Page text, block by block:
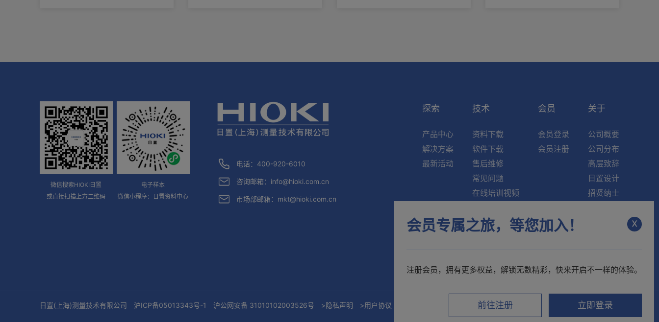
会员专属之旅，等您加入！ x
注册会员，拥有更多权益，解锁无数精彩，快来开启不一样的体验。
前往注册 立即登录
微信搜索HIOKI日置
或直接扫描上方二维码
电子样本
微信小程序：日置资料中心
电话：400-920-6010
咨询邮箱： info@hioki.com.cn
市场部邮箱： mkt@hioki.com.cn
探索
产品中心
解决方案
最新活动
技术
资料下载
软件下载
售后维修
常见问题
在线培训视频
维修中心
会员
会员登录
会员注册
关于
公司概要
公司分布
高层致辞
日置设计
招贤纳士
日置(上海)测量技术有限公司 沪ICP备05013343号-1 沪公网安备 31010102003526号 >隐私声明 >用户协议